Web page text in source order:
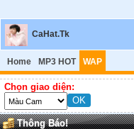
CaHat.Tk
Home MP3 HOT WAP
Chọn giao diện:
Thông Báo!